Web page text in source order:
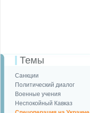
Темы
Санкции
Политический диалог
Военные учения
Неспокойный Кавказ